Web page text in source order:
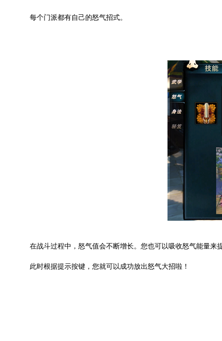
每个门派都有自己的怒气招式。
在战斗过程中，怒气值会不断增长。您也可以吸收怒气能量
此时根据提示按键，您就可以成功放出怒气大招啦！